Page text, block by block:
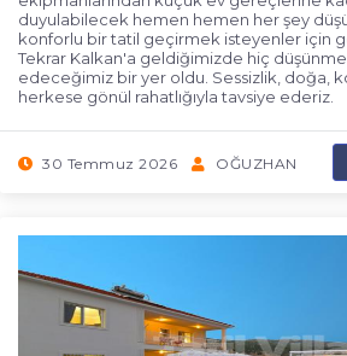
duyulabilecek hemen hemen her şey
konforlu bir tatil geçirmek isteyenler için
Tekrar Kalkan'a geldiğimizde hiç
edeceğimiz bir yer oldu. Sessizlik, doğa,
herkese gönül rahatlığıyla tavsiye ederiz.
30 Temmuz 2026 OĞUZHAN